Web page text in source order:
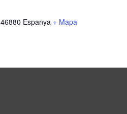
46880 Espanya + Mapa